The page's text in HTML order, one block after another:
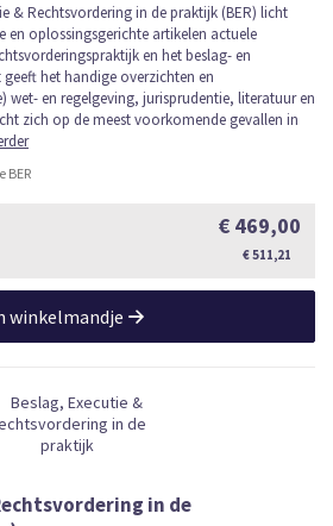
& Rechtsvordering in de praktijk (BER) licht
en oplossingsgerichte artikelen actuele
en het beslag- en
het handige overzichten en
wet- en regelgeving, jurisprudentie, literatuur en
zich op de meest voorkomende gevallen in
BER
€ 469,00
€ 511,21
winkelmandje
in de